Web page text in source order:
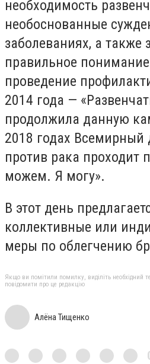
необходимость
необоснованные
заболеваниях, а также
правильное
проведение
2014 года —
продолжила данную
2018 годах Всемирный
против рака проходит
можем. Я могу».
В этот день
коллективные или
меры по облегчению
Якщо ви помітили помилку, виділіть необхідний
повідомити про це редакцію
Алёна Тищенко